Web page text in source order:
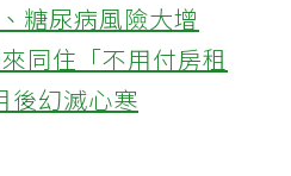
糖尿病風險大增
同住「不用付房租
後幻滅心寒